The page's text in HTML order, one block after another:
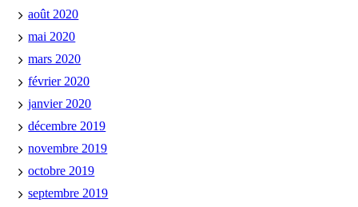
août 2020
mai 2020
mars 2020
février 2020
janvier 2020
décembre 2019
novembre 2019
octobre 2019
septembre 2019